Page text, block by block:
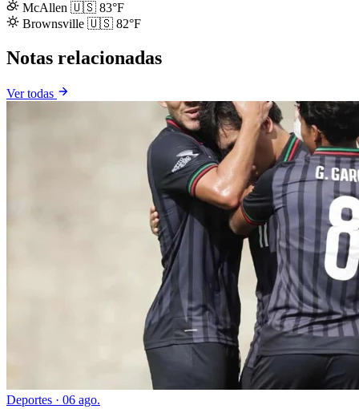
McAllen 🇺🇸 83°F
Brownsville 🇺🇸 82°F
Notas relacionadas
Ver todas
Deportes · 06 ago.